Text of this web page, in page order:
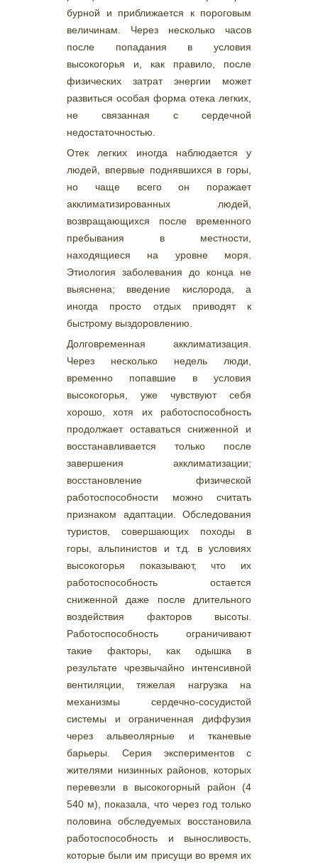
бурной и приближается к пороговым
величинам. Через несколько часов
после попадания в условия
высокогорья и, как правило, после
физических затрат энергии может
развиться особая форма отека легких,
не связанная с сердечной
недостаточностью.
Отек легких иногда наблюдается у
людей, впервые поднявшихся в горы,
но чаще всего он поражает
акклиматизированных людей,
возвращающихся после временного
пребывания в местности,
находящиеся на уровне моря.
Этиология заболевания до конца не
выяснена; введение кислорода, а
иногда просто отдых приводят к
быстрому выздоровлению.
Долговременная акклиматизация.
Через несколько недель люди,
временно попавшие в условия
высокогорья, уже чувствуют себя
хорошо, хотя их работоспособность
продолжает оставаться сниженной и
восстанавливается только после
завершения акклиматизации;
восстановление физической
работоспособности можно считать
признаком адаптации. Обследования
туристов, совершающих походы в
горы, альпинистов и т.д. в условиях
высокогорья показывают, что их
работоспособность остается
сниженной даже после длительного
воздействия факторов высоты.
Работоспособность ограничивают
такие факторы, как одышка в
результате чрезвычайно интенсивной
вентиляции, тяжелая нагрузка на
механизмы сердечно-сосудистой
системы и ограниченная диффузия
через альвеолярные и тканевые
барьеры. Серия экспериментов с
жителями низинных районов, которых
перевезли в высокогорный район (4
540 м), показала, что через год только
половина обследуемых восстановила
работоспособность и выносливость,
которые были им присущи во время их